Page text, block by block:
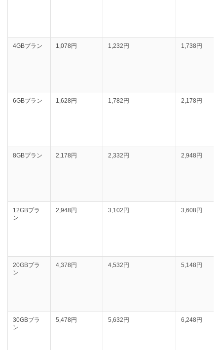
4GBプラン 1,078円 ‭1,232円 1,738円
6GBプラン 1,628円 ‭1,782‬円 2,178円
8GBプラン 2,178円 ‭2,332円 2,948円
12GBプラ
ン
2,948円 3,102‬円 3,608円
20GBプラ
ン
4,378円 ‭4,532円 5,148円
30GBプラ
ン
5,478円 ‭5,632円 6,248円